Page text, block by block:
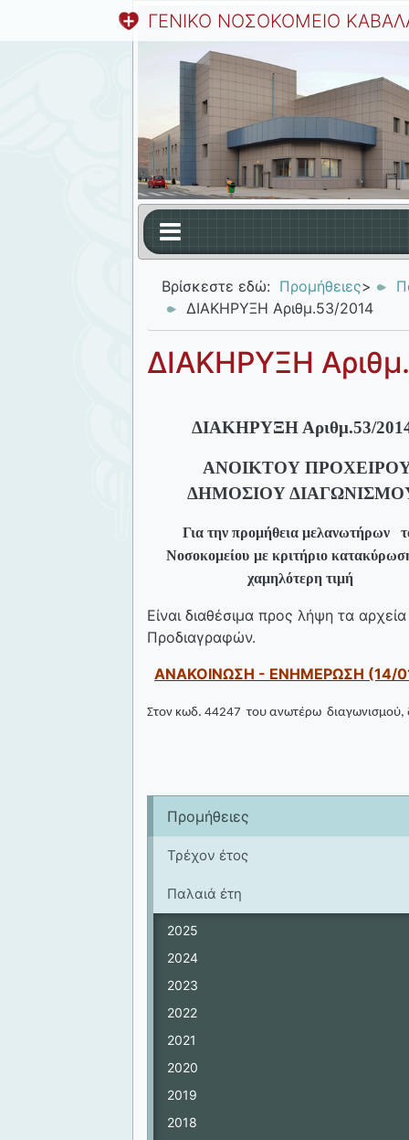
ΓΕΝΙΚΟ ΝΟΣΟΚΟΜΕΙΟ
Βρίσκεστε εδώ: Προμήθειες>
ΔΙΑΚΗΡΥΞΗ Αριθμ.53/2014
Προμήθειες
Τρέχον έτος
Παλαιά έτη
2025
2024
2023
2022
2021
2020
2019
2018
ΔΙΑΚΗΡΥΞΗ
ΔΙΑΚΗΡΥΞΗ Αριθμ.53/201
ΑΝΟΙΚΤΟΥ
ΔΗΜΟΣΙΟΥ
Για την προμήθεια μελανωτήρων
Νοσοκομείου με κριτήριο
χαμηλότερη τιμή
Είναι διαθέσιμα προς λήψη τα
Προδιαγραφών.
ΑΝΑΚΟΙΝΩΣΗ - ΕΝΗΜΕΡΩΣΗ (14/
Στον κωδ. 44247 του ανωτέρω διαγωνισμού,